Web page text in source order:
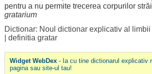
pentru a nu permite trecerea corpurilor
gratarium
Dictionar: Noul dictionar explicativ al
definitia gratar
Widget WebDex- Ia cu tine dictionarul explicativ
pagina sau site-ul tau!